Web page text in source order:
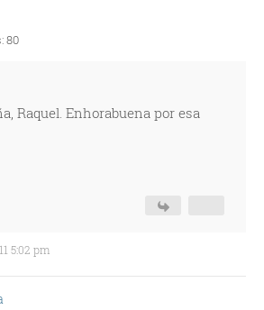
80
Raquel. Enhorabuena por esa
5:02 pm